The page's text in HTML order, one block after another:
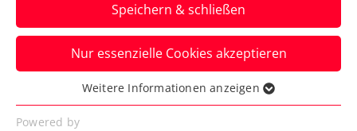
News filtern
Speichern & schließen
Nur essenzielle Cookies akzeptieren
Essenziell
Essenzielle Cookies werden für grundlegende
Weitere Informationen anzeigen
Powered by